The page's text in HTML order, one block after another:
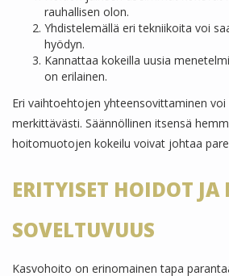
rauhallisen olon.
Yhdistelemällä eri tekniikoita voi
hyödyn.
Kannattaa kokeilla uusia
on erilainen.
Eri vaihtoehtojen yhteensovittaminen voi
merkittävästi. Säännöllinen itsensä
hoitomuotojen kokeilu voivat johtaa
ERITYISET HOIDOT
SOVELTUVUUS
Kasvohoito on erinomainen tapa